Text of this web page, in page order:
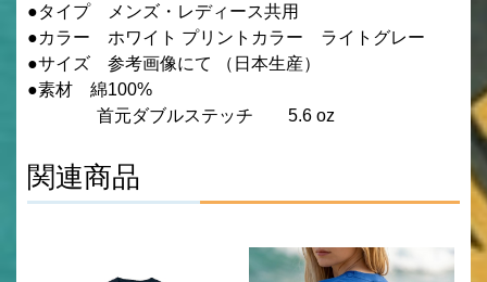
●タイプ メンズ・レディース共用
●カラー ホワイト プリントカラー ライトグレー
●サイズ 参考画像にて （日本生産）
●素材 綿100%
首元ダブルステッチ 5.6 oz
関連商品